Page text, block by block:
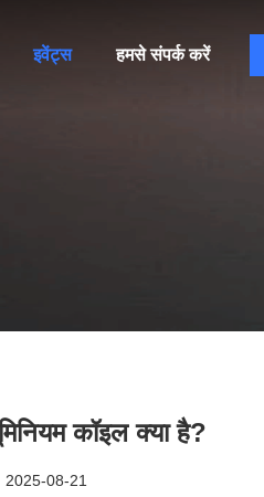
इवेंट्स हमसे संपर्क करें
कॉइल क्या है?
2025-08-21